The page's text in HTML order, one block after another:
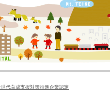
世代育成支援対策推進企業認定